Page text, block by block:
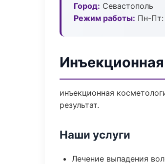
Город: Севастополь
Режим работы: Пн-Пт:
инъекционная
результат.
Наши услуги
Лечение выпадения